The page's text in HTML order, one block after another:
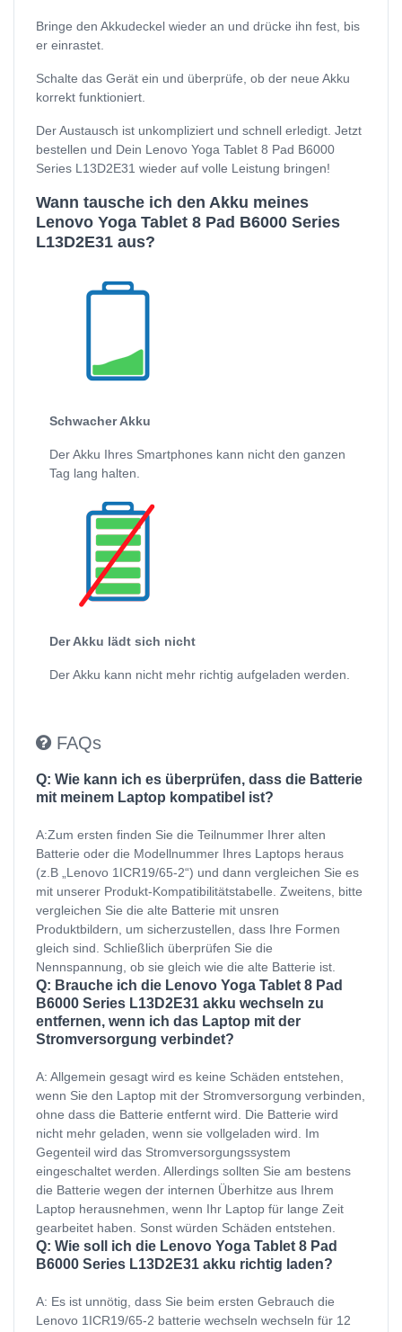
Bringe den Akkudeckel wieder an und drücke ihn fest, bis
er einrastet.
Schalte das Gerät ein und überprüfe, ob der neue Akku
korrekt funktioniert.
Der Austausch ist unkompliziert und schnell erledigt. Jetzt
bestellen und Dein Lenovo Yoga Tablet 8 Pad B6000
Series L13D2E31 wieder auf volle Leistung bringen!
Wann tausche ich den Akku meines
Lenovo Yoga Tablet 8 Pad B6000 Series
L13D2E31 aus?
Schwacher Akku
Der Akku Ihres Smartphones kann nicht den ganzen
Tag lang halten.
Der Akku lädt sich nicht
Der Akku kann nicht mehr richtig aufgeladen werden.
FAQs
Q: Wie kann ich es überprüfen, dass die Batterie
mit meinem Laptop kompatibel ist?
A:Zum ersten finden Sie die Teilnummer Ihrer alten
Batterie oder die Modellnummer Ihres Laptops heraus
(z.B „Lenovo 1ICR19/65-2“) und dann vergleichen Sie es
mit unserer Produkt-Kompatibilitätstabelle. Zweitens, bitte
vergleichen Sie die alte Batterie mit unsren
Produktbildern, um sicherzustellen, dass Ihre Formen
gleich sind. Schließlich überprüfen Sie die
Nennspannung, ob sie gleich wie die alte Batterie ist.
Q: Brauche ich die Lenovo Yoga Tablet 8 Pad
B6000 Series L13D2E31 akku wechseln zu
entfernen, wenn ich das Laptop mit der
Stromversorgung verbindet?
A: Allgemein gesagt wird es keine Schäden entstehen,
wenn Sie den Laptop mit der Stromversorgung verbinden,
ohne dass die Batterie entfernt wird. Die Batterie wird
nicht mehr geladen, wenn sie vollgeladen wird. Im
Gegenteil wird das Stromversorgungssystem
eingeschaltet werden. Allerdings sollten Sie am bestens
die Batterie wegen der internen Überhitze aus Ihrem
Laptop herausnehmen, wenn Ihr Laptop für lange Zeit
gearbeitet haben. Sonst würden Schäden entstehen.
Q: Wie soll ich die Lenovo Yoga Tablet 8 Pad
B6000 Series L13D2E31 akku richtig laden?
A: Es ist unnötig, dass Sie beim ersten Gebrauch die
Lenovo 1ICR19/65-2 batterie wechseln wechseln für 12